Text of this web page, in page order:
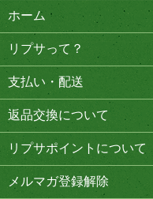
ホーム
リプサって？
支払い・配送
返品交換について
リプサポイントについて
メルマガ登録解除